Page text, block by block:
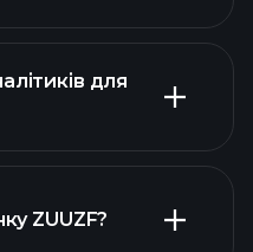
ZUUZF
для
ZUUZF?